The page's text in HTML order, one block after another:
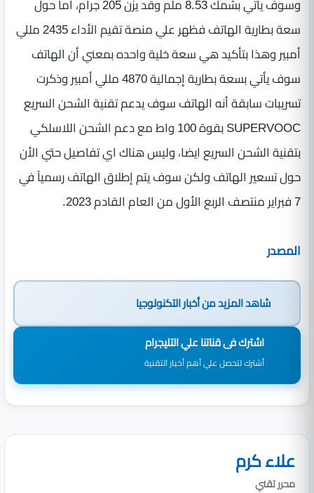
وسوف يأتي بسُمك 8.53 ملم وقد يزن 205 جرام، اما حول
سعة بطارية الهاتف فظهر علي منصة تقيم الأداء 2435 مللي
أمبير وهذا بتأكيد هي سعة خلية واحده بمعني أن الهاتف
سوف يأتي بسعة بطارية إجمالية 4870 مللي أمبير وذكرت
تسريبات سابقة أنه الهاتف سوف يدعم تقنية الشحن السريع
SUPERVOOC بقوة 100 واط مع دعم الشحن اللاسلكي
بتقنية الشحن السريع ايضا، وليس هناك اي تفاصيل حتي الأن
حول تسعير الهاتف ولكن سوف يتم إطلاق الهاتف رسمياً في
7 فبراير منتصف الربع الأول من العام القادم 2023.
المصدر
شاهد المزيد منأخبار التكنولوجيا
اشترك فى قناتنا علي التليجرام
أشترك لتحصل علي أهم أخبار التقنية
علاء كرم
محرر تقني